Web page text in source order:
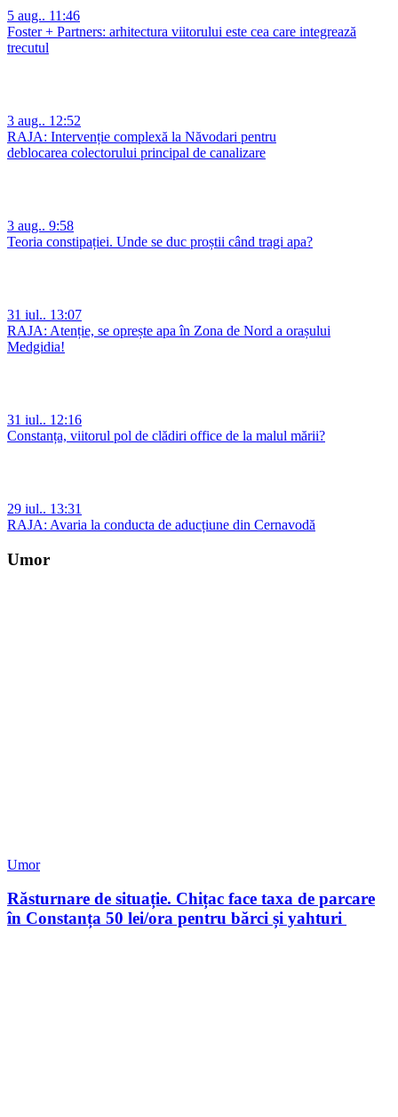
5 aug.. 11:46
Foster + Partners: arhitectura viitorului este cea care integrează
trecutul
3 aug.. 12:52
RAJA: Intervenție complexă la Năvodari pentru
deblocarea colectorului principal de canalizare
3 aug.. 9:58
Teoria constipației. Unde se duc proștii când tragi apa?
31 iul.. 13:07
RAJA: Atenție, se oprește apa în Zona de Nord a orașului
Medgidia!
31 iul.. 12:16
Constanța, viitorul pol de clădiri office de la malul mării?
29 iul.. 13:31
RAJA: Avaria la conducta de aducțiune din Cernavodă
Umor
Umor
Răsturnare de situație. Chițac face taxa de parcare
în Constanța 50 lei/ora pentru bărci și yahturi